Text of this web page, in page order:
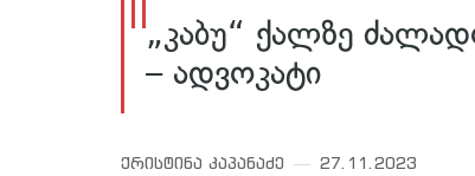
„კაბუ“ ქალზე
– ადვოკატი
ქრისტინა კაპანაძე 27.11.2023